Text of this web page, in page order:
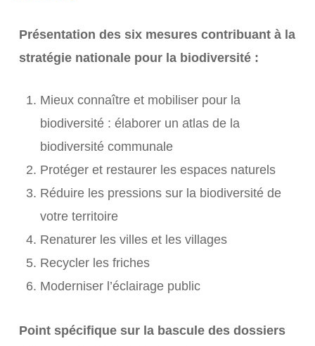
Présentation des six mesures contribuant à la
stratégie nationale pour la biodiversité :
Mieux connaître et mobiliser pour la
biodiversité : élaborer un atlas de la
biodiversité communale
Protéger et restaurer les espaces naturels
Réduire les pressions sur la biodiversité de
votre territoire
Renaturer les villes et les villages
Recycler les friches
Moderniser l’éclairage public
Point spécifique sur la bascule des dossiers